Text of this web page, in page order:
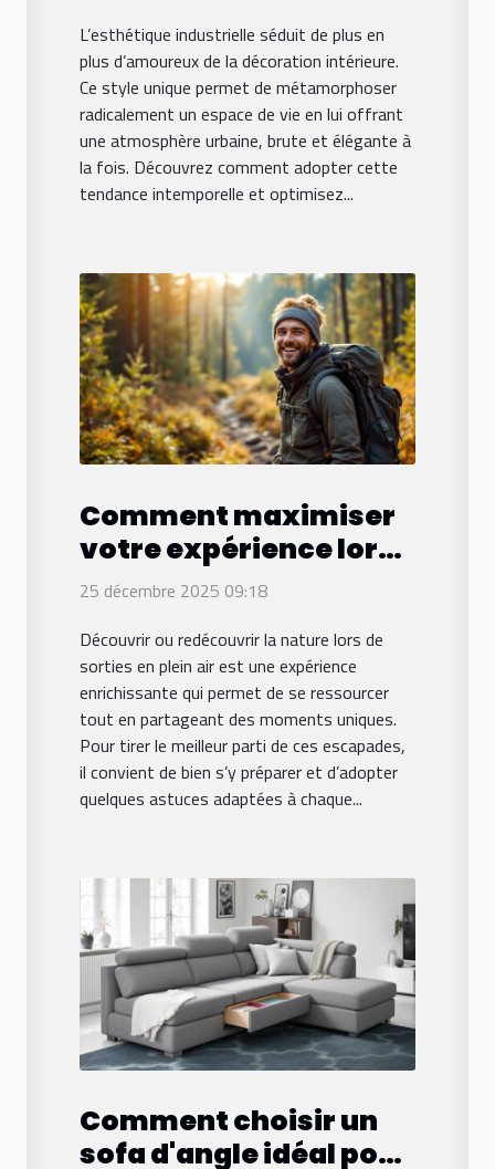
L’esthétique industrielle séduit de plus en
plus d’amoureux de la décoration intérieure.
Ce style unique permet de métamorphoser
radicalement un espace de vie en lui offrant
une atmosphère urbaine, brute et élégante à
la fois. Découvrez comment adopter cette
tendance intemporelle et optimisez...
Comment maximiser
votre expérience lors
de sorties en plein air ?
25 décembre 2025 09:18
Découvrir ou redécouvrir la nature lors de
sorties en plein air est une expérience
enrichissante qui permet de se ressourcer
tout en partageant des moments uniques.
Pour tirer le meilleur parti de ces escapades,
il convient de bien s’y préparer et d’adopter
quelques astuces adaptées à chaque...
Comment choisir un
sofa d'angle idéal pour